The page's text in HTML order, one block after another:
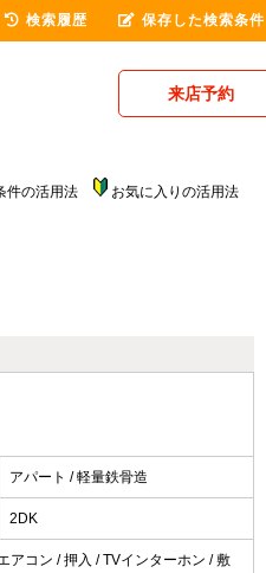
来店予約
件の活用法 お気に入りの活用法
アパート / 軽量鉄骨造
2DK
アコン / 押入 / TVインターホン / 敷
検索履歴 保存した検索条件